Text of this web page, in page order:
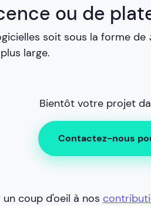
ou de
soit sous la forme de
large.
Bientôt votre projet
Contactez-nous
coup d'oeil à nos